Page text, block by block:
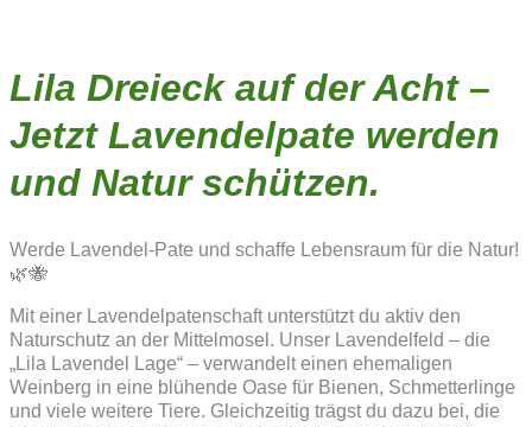
Lila Dreieck auf der Acht –
Jetzt Lavendelpate werden
und Natur schützen.
Werde Lavendel-Pate und schaffe Lebensraum für die Natur!
🌿🐝
Mit einer Lavendelpatenschaft unterstützt du aktiv den
Naturschutz an der Mittelmosel. Unser Lavendelfeld – die
„Lila Lavendel Lage“ – verwandelt einen ehemaligen
Weinberg in eine blühende Oase für Bienen, Schmetterlinge
und viele weitere Tiere. Gleichzeitig trägst du dazu bei, die